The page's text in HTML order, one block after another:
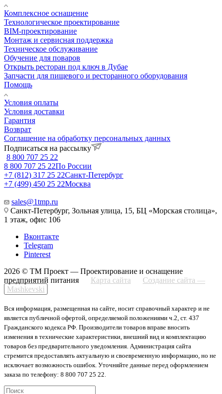
Комплексное оснащение
Технологическое проектирование
BIM-проектирование
Монтаж и сервисная поддержка
Техническое обслуживание
Обучение для поваров
Открыть ресторан под ключ в Дубае
Запчасти для пищевого и ресторанного оборудования
Помощь
Условия оплаты
Условия доставки
Гарантия
Возврат
Соглашение на обработку персональных данных
Подписаться на рассылку
8 800 707 25 22
8 800 707 25 22По России
+7 (812) 317 25 22Санкт-Петербург
+7 (499) 450 25 22Москва
sales@1tmp.ru
Санкт-Петербург, Зольная улица, 15, БЦ «Морская столица»,
1 этаж, офис 106
Вконтакте
Telegram
Pinterest
2026 © ТМ Проект — Проектирование и оснащение
предприятий питания
Карта сайта
Создание сайта —
Mashkevski
Вся информация, размещенная на сайте, носит справочный характер и не
является публичной офертой, определяемой положениями ч.2, ст. 437
Гражданского кодекса РФ. Производители товаров вправе вносить
изменения в технические характеристики, внешний вид и комплектацию
товаров без предварительного уведомления. Администрация сайта
стремится предоставлять актуальную и своевременную информацию, но не
исключает возможность ошибок. Уточняйте данные перед оформлением
заказа по телефону: 8 800 707 25 22.